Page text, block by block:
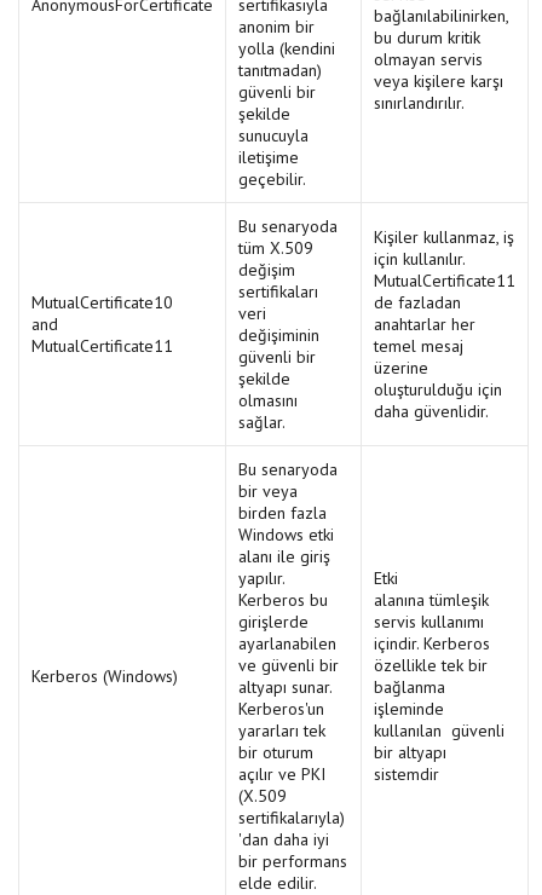
AnonymousForCertificate
sertifikasıyla
anonim bir
yolla (kendini
tanıtmadan)
güvenli bir
şekilde
sunucuyla
iletişime
geçebilir.
bağlanılabilinirken,
bu durum kritik
olmayan servis
veya kişilere karşı
sınırlandırılır.
MutualCertificate10
and
MutualCertificate11
Bu senaryoda
tüm X.509
değişim
sertifikaları
veri
değişiminin
güvenli bir
şekilde
olmasını
sağlar.
Kişiler kullanmaz, iş
için kullanılır.
MutualCertificate11
de fazladan
anahtarlar her
temel mesaj
üzerine
oluşturulduğu için
daha güvenlidir.
Kerberos (Windows)
Bu senaryoda
bir veya
birden fazla
Windows etki
alanı ile giriş
yapılır.
Kerberos bu
girişlerde
ayarlanabilen
ve güvenli bir
altyapı sunar.
Kerberos'un
yararları tek
bir oturum
açılır ve PKI
(X.509
sertifikalarıyla)
'dan daha iyi
bir performans
elde edilir.
Etki
alanına tümleşik
servis kullanımı
içindir. Kerberos
özellikle tek bir
bağlanma
işleminde
kullanılan güvenli
bir altyapı
sistemdir